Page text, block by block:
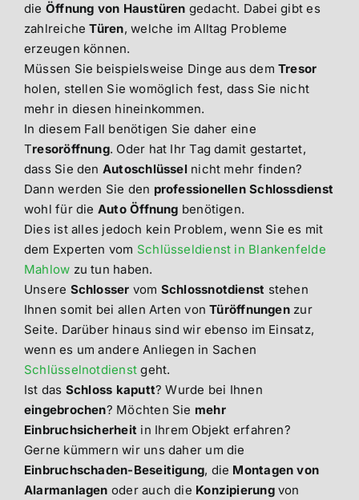
die Öffnung von Haustüren gedacht. Dabei gibt es
zahlreicheTüren, welche im Alltag Probleme
erzeugen können.
Müssen Sie beispielsweise Dinge aus dem Tresor
holen, stellen Sie womöglich fest, dass Sie nicht
mehr in diesen hineinkommen.
In diesem Fall benötigen Sie daher eine
Tresoröffnung. Oder hat Ihr Tag damit gestartet,
dass Sie den Autoschlüsselnicht mehr finden?
Dann werden Sie den professionellen Schlossdienst
wohl für die Auto Öffnung benötigen.
Dies ist alles jedoch kein Problem, wenn Sie es mit
dem Experten vom Schlüsseldienst in Blankenfelde
Mahlow zu tun haben.
Unsere Schlosser vom Schlossnotdienst stehen
Ihnen somit bei allen Arten vonTüröffnungenzur
Seite. Darüber hinaus sind wir ebenso im Einsatz,
wenn es um andere Anliegen in Sachen
Schlüsselnotdienst geht.
Ist das Schloss kaputt? Wurde bei Ihnen
eingebrochen? Möchten Sie mehr
Einbruchsicherheit in Ihrem Objekt erfahren?
Gerne kümmern wir uns daher um die
Einbruchschaden-Beseitigung, die Montagen von
Alarmanlagen oder auch die Konzipierungvon